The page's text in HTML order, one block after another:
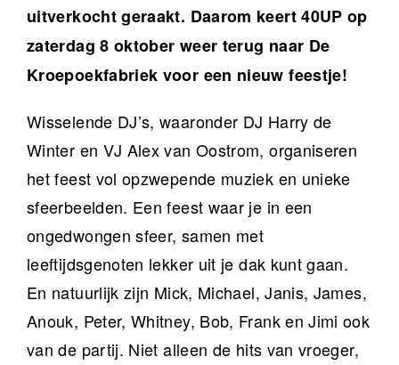
uitverkocht geraakt. Daarom keert 40UP op
zaterdag 8 oktober weer terug naar De
Kroepoekfabriek voor een nieuw feestje!
Wisselende DJ’s, waaronder DJ Harry de
Winter en VJ Alex van Oostrom, organiseren
het feest vol opzwepende muziek en unieke
sfeerbeelden. Een feest waar je in een
ongedwongen sfeer, samen met
leeftijdsgenoten lekker uit je dak kunt gaan.
En natuurlijk zijn Mick, Michael, Janis, James,
Anouk, Peter, Whitney, Bob, Frank en Jimi ook
van de partij. Niet alleen de hits van vroeger,